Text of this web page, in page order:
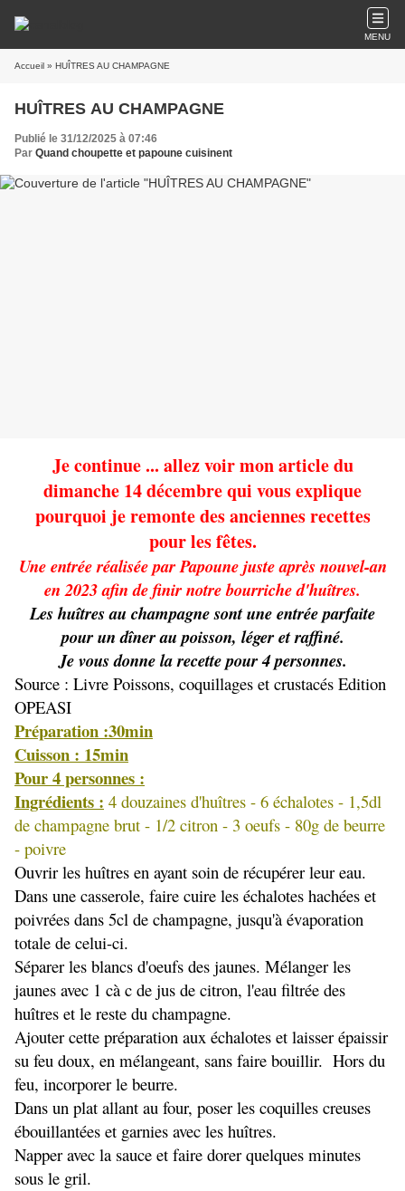
MENU
Accueil » HUÎTRES AU CHAMPAGNE
HUÎTRES AU CHAMPAGNE
Publié le 31/12/2025 à 07:46
Par Quand choupette et papoune cuisinent
Je continue ... allez voir mon article du
dimanche 14 décembre qui vous explique
pourquoi je remonte des anciennes recettes
pour les fêtes.
Une entrée réalisée par Papoune juste après nouvel-an
en 2023 afin de finir notre bourriche d'huîtres.
Les huîtres au champagne sont une entrée parfaite
pour un dîner au poisson, léger et raffiné.
Je vous donne la recette pour 4 personnes.
Source : Livre Poissons, coquillages et crustacés Edition
OPEASI
Préparation :30min
Cuisson : 15min
Pour 4 personnes :
Ingrédients : 4 douzaines d'huîtres - 6 échalotes - 1,5dl
de champagne brut - 1/2 citron - 3 oeufs - 80g de beurre
- poivre
Ouvrir les huîtres en ayant soin de récupérer leur eau.
Dans une casserole, faire cuire les échalotes hachées et
poivrées dans 5cl de champagne, jusqu'à évaporation
totale de celui-ci.
Séparer les blancs d'oeufs des jaunes. Mélanger les
jaunes avec 1 cà c de jus de citron, l'eau filtrée des
huîtres et le reste du champagne.
Ajouter cette préparation aux échalotes et laisser épaissir
su feu doux, en mélangeant, sans faire bouillir. Hors du
feu, incorporer le beurre.
Dans un plat allant au four, poser les coquilles creuses
ébouillantées et garnies avec les huîtres.
Napper avec la sauce et faire dorer quelques minutes
sous le gril.